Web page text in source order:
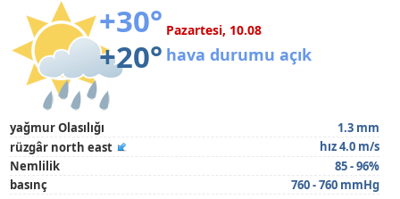
+30°
+20°
Pazartesi, 10.08
hava durumu açık
yağmur Olasılığı
1.3 mm
rüzgâr north east
hız 4.0 m/s
Nemlilik
85 - 96%
basınç
760 - 760 mmHg